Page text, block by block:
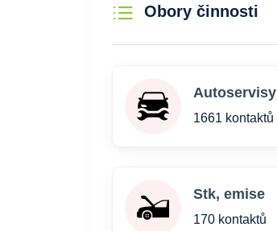
Obory činnosti
Autoservisy
1661 kontaktů
Stk, emise
170 kontaktů